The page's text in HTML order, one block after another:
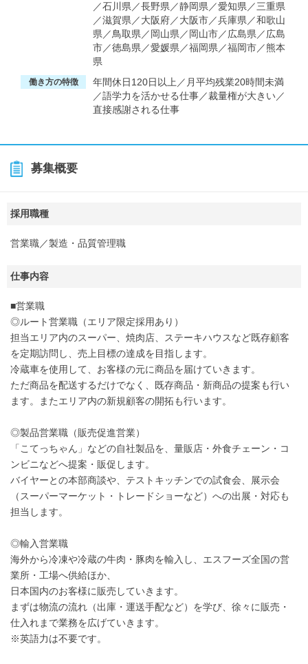
／石川県／長野県／静岡県／愛知県／三重県
／滋賀県／大阪府／大阪市／兵庫県／和歌山
県／鳥取県／岡山県／岡山市／広島県／広島
市／徳島県／愛媛県／福岡県／福岡市／熊本
県
働き方の特徴
年間休日120日以上／月平均残業20時間未満
／語学力を活かせる仕事／裁量権が大きい／
直接感謝される仕事
募集概要
採用職種
営業職／製造・品質管理職
仕事内容
■営業職
◎ルート営業職（エリア限定採用あり）
担当エリア内のスーパー、焼肉店、ステーキハウスなど既存顧客
を定期訪問し、売上目標の達成を目指します。
冷蔵車を使用して、お客様の元に商品を届けていきます。
ただ商品を配送するだけでなく、既存商品・新商品の提案も行い
ます。またエリア内の新規顧客の開拓も行います。
◎製品営業職（販売促進営業）
「こてっちゃん」などの自社製品を、量販店・外食チェーン・コ
ンビニなどへ提案・販促します。
バイヤーとの本部商談や、テストキッチンでの試食会、展示会
（スーパーマーケット・トレードショーなど）への出展・対応も
担当します。
◎輸入営業職
海外から冷凍や冷蔵の牛肉・豚肉を輸入し、エスフーズ全国の営
業所・工場へ供給ほか、
日本国内のお客様に販売していきます。
まずは物流の流れ（出庫・運送手配など）を学び、徐々に販売・
仕入れまで業務を広げていきます。
※英語力は不要です。